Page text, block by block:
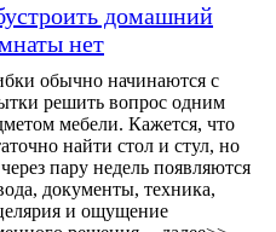
домашний
нет
обычно начинаются с
решить вопрос одним
мебели. Кажется, что
найти стол и стул, но
пару недель появляются
документы, техника,
и ощущение